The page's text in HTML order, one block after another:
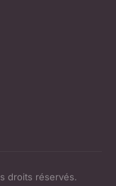
droits réservés.